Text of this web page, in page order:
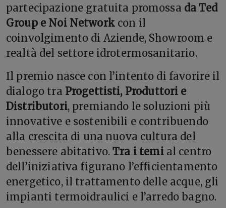
partecipazione gratuita promossa da Ted
Group e Noi Networkcon il
coinvolgimento di Aziende, Showroom e
realtà del settore idrotermosanitario.
Il premio nasce con l’intento di favorire il
dialogo tra Progettisti, Produttori e
Distributori, premiando le soluzioni più
innovative e sostenibili e contribuendo
alla crescita di una nuova cultura del
benessere abitativo.Tra i temial centro
dell’iniziativa figurano l’efficientamento
energetico, il trattamento delle acque, gli
impianti termoidraulici e l’arredo bagno.